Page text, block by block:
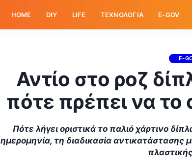
HOME DIY LIFE ΤΕΧΝΟΛΟΓΙΑ E-GOV
E-
Αντίο στο ροζ
πότε πρέπει να το
Πότε λήγει οριστικά το παλιό χάρτινο
ημερομηνία, τη διαδικασία